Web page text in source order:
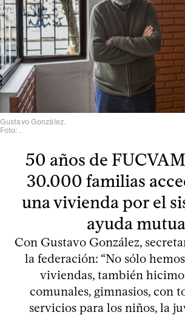
Gustavo González.
Foto: .
50 años de
30.000 familias
una vivienda por el
ayuda mutua
Con Gustavo González,
la federación: “No sólo
viviendas, también
comunales, gimnasios, con
servicios para los niños, la